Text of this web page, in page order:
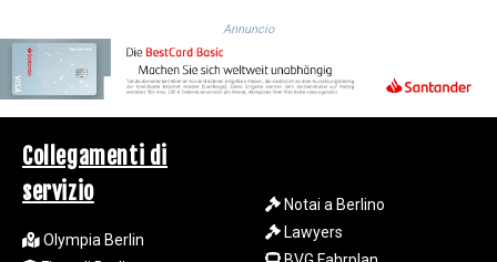
4681.941823
KRW
LAK
26025.676609
LBP
Annuncio
Collegamenti di
servizio
Olympia Berlin
Notai a Berlino
Lawyers